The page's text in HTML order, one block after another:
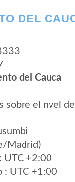
DEL
del Cauca
sobre el nvel
Madrid)
UTC +2:00
: UTC +1:00